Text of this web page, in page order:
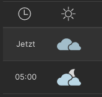
Jetzt
05:00